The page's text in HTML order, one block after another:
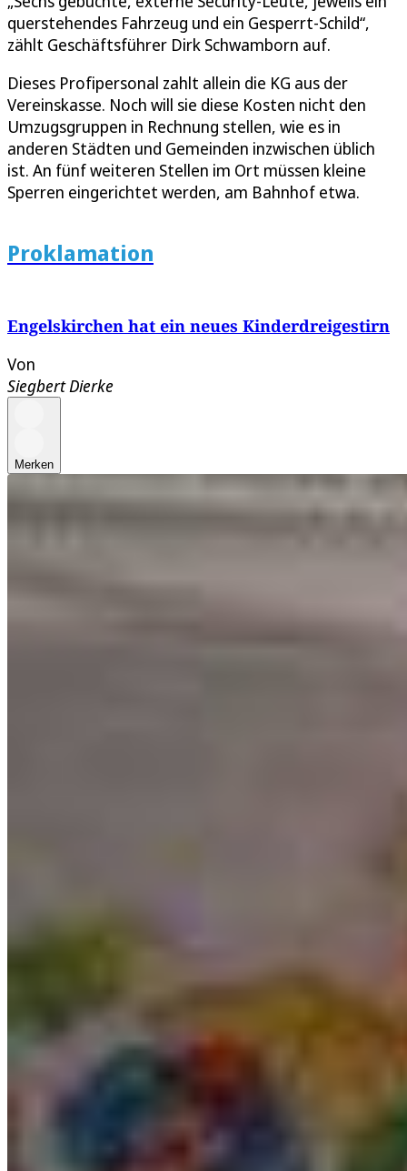
querstehendes Fahrzeug und ein Gesperrt-Schild“,
zählt Geschäftsführer Dirk Schwamborn auf.
Dieses Profipersonal zahlt allein die KG aus der
Vereinskasse. Noch will sie diese Kosten nicht den
Umzugsgruppen in Rechnung stellen, wie es in
anderen Städten und Gemeinden inzwischen üblich
ist. An fünf weiteren Stellen im Ort müssen kleine
Sperren eingerichtet werden, am Bahnhof etwa.
Proklamation
Engelskirchen hat ein neues Kinderdreigestirn
Von
Siegbert Dierke
Merken